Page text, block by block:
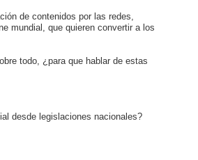
de contenidos por las redes,
mundial, que quieren convertir a los
todo, ¿para que hablar de estas
desde legislaciones nacionales?